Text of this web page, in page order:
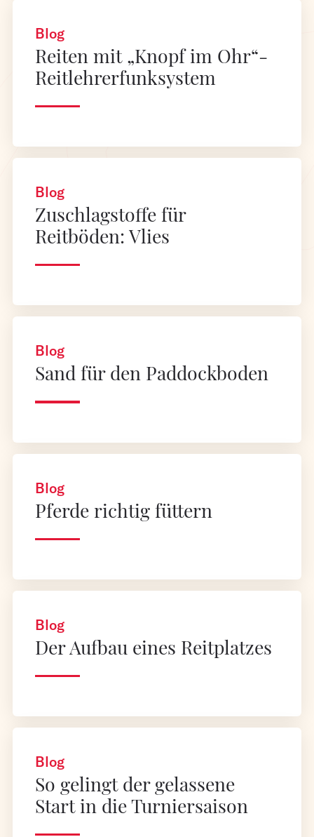
Blog
Reiten mit „Knopf im Ohr“-
Reitlehrerfunksystem
Blog
Zuschlagstoffe für
Reitböden: Vlies
Blog
Sand für den Paddockboden
Blog
Pferde richtig füttern
Blog
Der Aufbau eines Reitplatzes
Blog
So gelingt der gelassene
Start in die Turniersaison